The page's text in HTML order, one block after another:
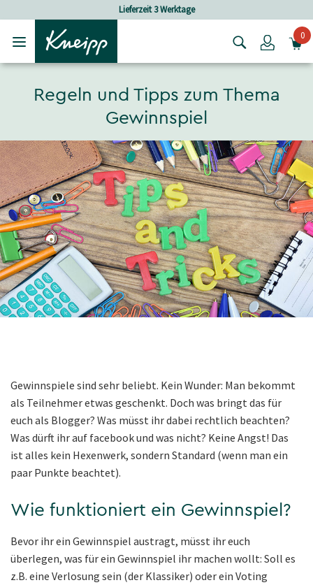
Login0
Regeln und Tipps zum Thema
Gewinnspiel
Gewinnspiele sind sehr beliebt. Kein Wunder: Man bekommt
als Teilnehmer etwas geschenkt. Doch was bringt das für
euch als Blogger? Was müsst ihr dabei rechtlich beachten?
Was dürft ihr auf facebook und was nicht? Keine Angst! Das
ist alles kein Hexenwerk, sondern Standard (wenn man ein
paar Punkte beachtet).
Wie funktioniert ein Gewinnspiel?
Bevor ihr ein Gewinnspiel austragt, müsst ihr euch
überlegen, was für ein Gewinnspiel ihr machen wollt: Soll es
z.B. eine Verlosung sein (der Klassiker) oder ein Voting